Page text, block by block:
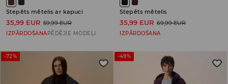
Stepēts mētelis ar kapuci
35,99 EUR 59,99 EUR
IZPĀRDOŠANA PĒDĒJIE MODEĻI
Stepēts mētelis
35,99 EUR 69,99 EUR
IZPĀRDOŠANA
-72% -49%